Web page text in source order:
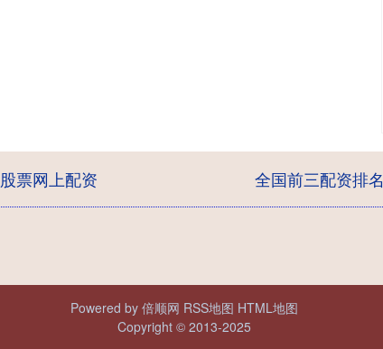
股票网上配资 全国前三配资排名
Powered by 倍顺网 RSS地图 HTML地图
Copyright © 2013-2025